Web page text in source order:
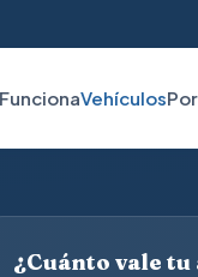
Vehículos
¿Cuánto vale tu